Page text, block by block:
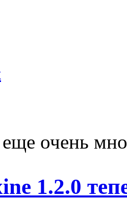
очень
1.2.0